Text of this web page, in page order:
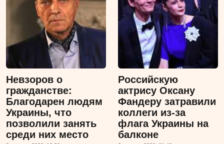
Невзоров о
гражданстве:
Благодарен людям
Украины, что
позволили занять
среди них место
Российскую
актрису Оксану
Фандеру затравили
коллеги из-за
флага Украины на
балконе